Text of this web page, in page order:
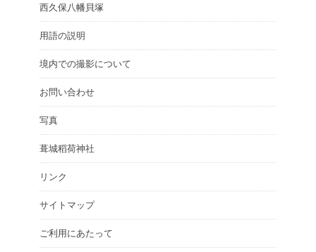
西久保八幡貝塚
用語の説明
境内での撮影について
お問い合わせ
写真
葺城稻荷神社
リンク
サイトマップ
ご利用にあたって